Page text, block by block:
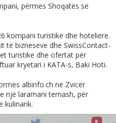
përmes Shoqatës së
kompani turistike dhe hoteliere.
të bizneseve dhe SwissContact-
turistike dhe ofertat për
kryetari i KATA-s, Baki Hoti.
albinfo.ch në Zvicër
një laramani temash, për
kulinarik.